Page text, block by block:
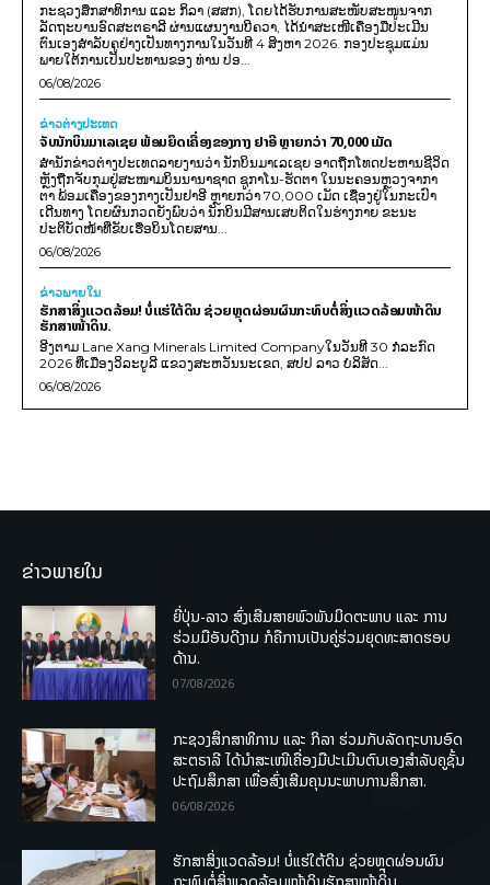
ກະຊວງສຶກສາທິການ ແລະ ກິລາ (ສສກ), ໂດຍໄດ້ຮັບການສະໜັບສະໜູນຈາກ
ລັດຖະບານອົດສະຕຣາລີ ຜ່ານແຜນງານບີຄວາ, ໄດ້ນຳສະເໜີເຄື່ອງມືປະເມີນ
ຕົນເອງສຳລັບຄູຢ່າງເປັນທາງການໃນວັນທີ 4 ສິງຫາ 2026. ກອງປະຊຸມແມ່ນ
ພາຍໃຕ້ການເປັນປະທານຂອງ ທ່ານ ປອ...
06/08/2026
ຂ່າວຕ່າງປະເທດ
ຈັບນັກບິນມາເລເຊຍ ພ້ອມຍຶດເຄື່ອງຂອງກາງ ຢາອີ ຫຼາຍກວ່າ 70,000 ເມັດ
ສຳນັກຂ່າວຕ່າງປະເທດລາຍງານວ່າ ນັກບິນມາເລເຊຍ ອາດຖືກໂທດປະຫານຊີວິດ
ຫຼັງຖືກຈັບກຸມຢູ່ສະໜາມບິນນານາຊາດ ຊູກາໂນ-ຮັດຕາ ໃນນະຄອນຫຼວງຈາກາ
ຕາ ພ້ອມເຄື່ອງຂອງກາງເປັນຢາອີ ຫຼາຍກວ່າ 70,000 ເມັດ ເຊື່ອງຢູ່ໃນກະເປົາ
ເດີນທາງ ໂດຍຜົນກວດຍັງພົບວ່າ ນັກບິນມີສານເສບຕິດໃນຮ່າງກາຍ ຂະນະ
ປະຕິບັດໜ້າທີ່ຂັບເຮືອບິນໂດຍສານ...
06/08/2026
ຂ່າວພາຍ​ໃນ
ຮັກສາສິ່ງແວດລ້ອມ! ບໍ່ແຮ່ໃຕ້ດິນ ຊ່ວຍຫຼຸດຜ່ອນຜົນກະທົບຕໍ່ສິ່ງແວດລ້ອມໜ້າດິນ
ຮັກສາໜ້າດິນ.
ອີງຕາມ Lane Xang Minerals Limited Companyໃນວັນທີ 30 ກໍລະກົດ
2026 ທີ່ເມືອງວິລະບູລີ ແຂວງສະຫວັນນະເຂດ, ສປປ ລາວ ບໍລິສັດ...
06/08/2026
ຂ່າວພາຍໃນ
ຍີ່ປຸ່ນ-ລາວ ສົ່ງເສີມສາຍພົວພັນມິດຕະພາບ ແລະ ການ
ຮ່ວມມືອັນດີງາມ ກໍຄືການເປັນຄູ່ຮ່ວມຍຸດທະສາດຮອບ
ດ້ານ.
07/08/2026
ກະຊວງສຶກສາທິການ ແລະ ກິລາ ຮ່ວມກັບລັດຖະບານອົດ
ສະຕຣາລີ ໄດ້ນຳສະເໜີເຄື່ອງມືປະເມີນຕົນເອງສຳລັບຄູຊັ້ນ
ປະຖົມສຶກສາ ເພື່ອສົ່ງເສີມຄຸນນະພາບການສຶກສາ.
06/08/2026
ຮັກສາສິ່ງແວດລ້ອມ! ບໍ່ແຮ່ໃຕ້ດິນ ຊ່ວຍຫຼຸດຜ່ອນຜົນ